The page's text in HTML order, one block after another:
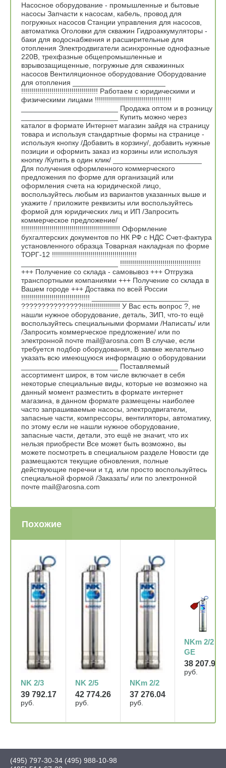
Насосное оборудование - промышленные и бытовые
насосы Запчасти к насосам, кабель, провод для
погружных насосов Станции управления для насосов,
автоматика Оголовки для скважин Гидроаккумуляторы -
баки для водоснабжения и расширительные для
отопления Электродвигатели асинхронные однофазные
220В, трехфазные общепромышленные и
взрывозащищенные, погружные для скважинных
насосов Вентиляционное оборудование Оборудование
для отопления _______________________
!!!!!!!!!!!!!!!!!!!!!!!!!!!!!!!!!!!!!! Работаем с юридическими и
физическими лицами !!!!!!!!!!!!!!!!!!!!!!!!!!!!!!!!!!!!!!
________________________ Продажа оптом и в розницу
________________________ Купить можно через
каталог в формате Интернет магазин зайдя на страницу
товара и используя стандартные формы на странице -
используя кнопку /Добавить в корзину/, добавить нужные
позиции и оформить заказ из корзины или используя
кнопку /Купить в один клик/ ______________________
Для получения оформленного коммерческого
предложения по форме для организаций или
оформления счета на юридической лицо,
воспользуйтесь любым из вариантов указанных выше и
укажите / приложите реквизиты или воспользуйтесь
формой для юридических лиц и ИП /Запросить
коммерческое предложение/
!!!!!!!!!!!!!!!!!!!!!!!!!!!!!!!!!!!!!!!!!!!!!!!!! Оформление
бухгалтерских документов по НК РФ с НДС Счет-фактура
установленного образца Товарная накладная по форме
ТОРГ-12 !!!!!!!!!!!!!!!!!!!!!!!!!!!!!!!!!!!!!!!!!!
________________________ !!!!!!!!!!!!!!!!!!!!!!!!!!!!!!!!!!!!!!!!
+++ Получение со склада - самовывоз +++ Отгрузка
транспортными компаниями +++ Получение со склада в
Вашем городе +++ Доставка по всей России
!!!!!!!!!!!!!!!!!!!!!!!!!!!!!!!!!! ________________________
???????????????!!!!!!!!!!!!!!!!!!! У Вас есть вопрос ?, не
нашли нужное оборудование, деталь, ЗИП, что-то ещё
воспользуйтесь специальными формами /Написать/ или
/Запросить коммерческое предложение/ или по
электронной почте mail@arosna.com В случае, если
требуется подбор оборудования, В заявке желательно
указать всю имеющуюся информацию о оборудовании
________________________ Поставляемый
ассортимент широк, в том числе включает в себя
некоторые специальные виды, которые не возможно на
данный момент разместить в формате интернет
магазина, в данном формате размещены наиболее
часто запрашиваемые насосы, электродвигатели,
запасные части, компрессоры, вентиляторы, автоматику,
по этому если не нашли нужное оборудование,
запасные части, детали, это ещё не значит, что их
нельзя приобрести Все может быть возможно, вы
можете посмотреть в специальном разделе Новости где
размещаются текущие обновления, полные
действующие перечни и т.д. или просто воспользуйтесь
специальной формой /Заказать/ или по электронной
почте mail@arosna.com
Похожие
NK 2/3
39 792.17
руб.
NK 2/5
42 774.26
руб.
NKm 2/2
37 276.04
руб.
NKm 2/2 -
GE
38 207.94
руб.
(495) 797-30-34 (495) 988-10-98